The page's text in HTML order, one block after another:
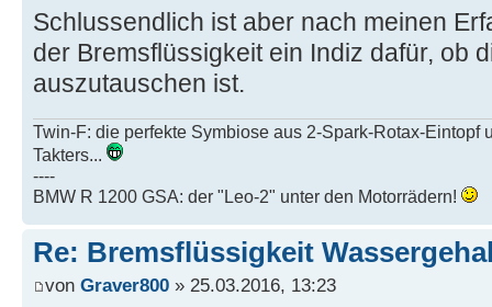
Schlussendlich ist aber nach meinen
der Bremsflüssigkeit ein Indiz dafür, ob
auszutauschen ist.
Twin-F: die perfekte Symbiose aus 2-Spark-Rotax-Eintopf
Takters...
----
BMW R 1200 GSA: der "Leo-2" unter den Motorrädern!
Re: Bremsflüssigkeit
von Graver800 » 25.03.2016, 13:23